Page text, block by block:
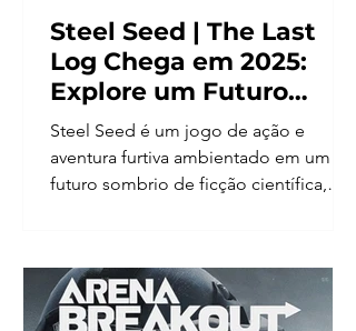
Steel Seed | The Last
Log Chega em 2025:
Explore um Futuro
Sombrio com Zoe e
KOBY
Steel Seed é um jogo de ação e
aventura furtiva ambientado em um
futuro sombrio de ficção científica,